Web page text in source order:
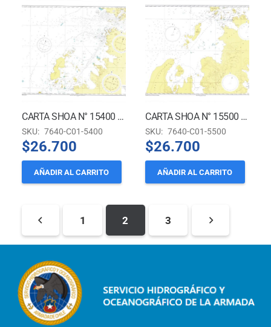
CARTA SHOA N° 15400 – CANAL GRANDIDIER – TERRITORIO ANTÁRTICO CHILENO
SKU: 7640-C01-5400
$26.700
AÑADIR AL CARRITO
CARTA SHOA N° 15500 – ESTRECHO PENDLETON A ESTRECHO MATHA – TERRITORIO ANTÁRTICO CHILENO
SKU: 7640-C01-5500
$26.700
AÑADIR AL CARRITO
1 2 3